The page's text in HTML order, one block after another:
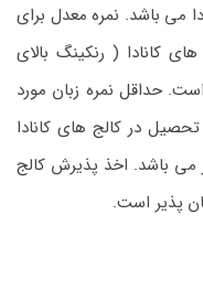
می باشد. نمره معدل برای
کانادا ( رنکینگ بالای
مورد نیاز است. حداقل نمره زبان مورد
کانادا ۶ می باشد. تحصیل در کالج های کانادا
می باشد. اخذ پذیرش کالج
پذیر است.